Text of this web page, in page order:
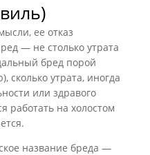
ее отказ
— не столько утрата
бред порой
сколько утрата, иногда
или здравого
работать на холостом
название бреда —